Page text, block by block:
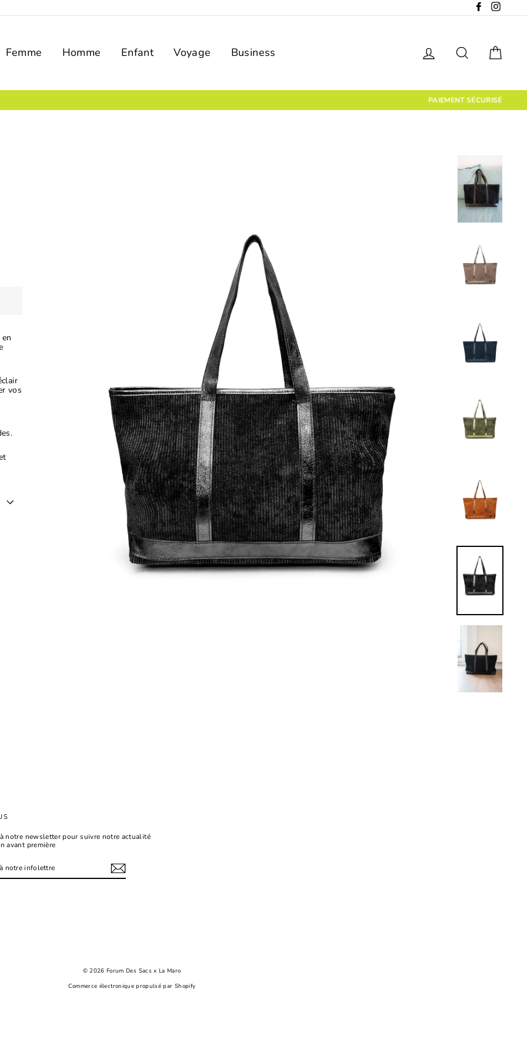
Facebook
Femme Homme Enfant Voyage Business Se connecter
Rechercher
vos
notre newsletter pour suivre notre actualité
avant première
© 2026 Forum Des Sacs x La Maro
Commerce électronique propulsé par Shopify